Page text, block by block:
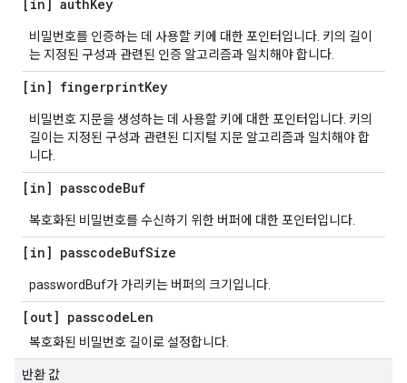
[in] authKey
비밀번호를 인증하는 데 사용할 키에 대한 포인터입니다. 키의 길이
는 지정된 구성과 관련된 인증 알고리즘과 일치해야 합니다.
[in] fingerprintKey
비밀번호 지문을 생성하는 데 사용할 키에 대한 포인터입니다. 키의
길이는 지정된 구성과 관련된 디지털 지문 알고리즘과 일치해야 합
니다.
[in] passcodeBuf
복호화된 비밀번호를 수신하기 위한 버퍼에 대한 포인터입니다.
[in] passcodeBufSize
passwordBuf가 가리키는 버퍼의 크기입니다.
[out] passcodeLen
복호화된 비밀번호 길이로 설정합니다.
반환 값